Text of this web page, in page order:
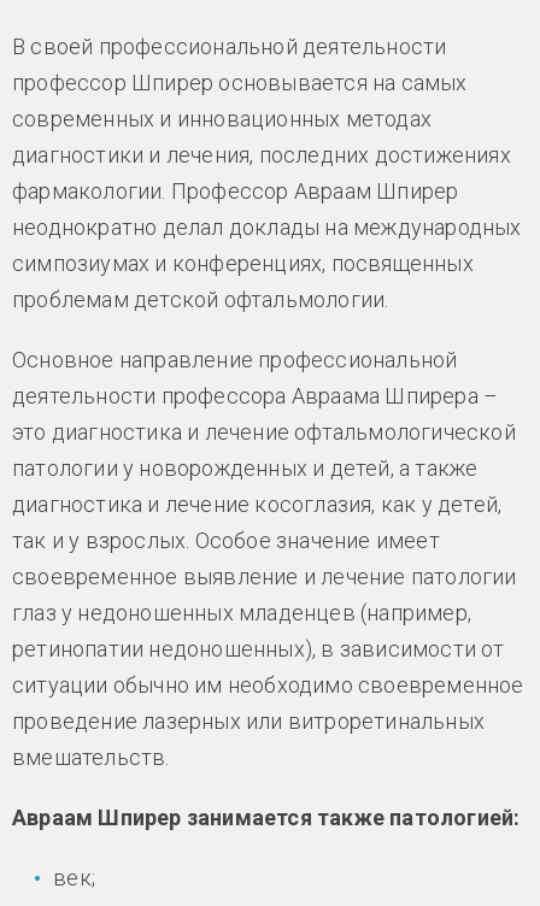
В своей профессиональной деятельности
профессор Шпирер основывается на самых
современных и инновационных методах
диагностики и лечения, последних достижениях
фармакологии. Профессор Авраам Шпирер
неоднократно делал доклады на международных
симпозиумах и конференциях, посвященных
проблемам детской офтальмологии.
Основное направление профессиональной
деятельности профессора Авраама Шпирера –
это диагностика и лечение офтальмологической
патологии у новорожденных и детей, а также
диагностика и лечение косоглазия, как у детей,
так и у взрослых. Особое значение имеет
своевременное выявление и лечение патологии
глаз у недоношенных младенцев (например,
ретинопатии недоношенных), в зависимости от
ситуации обычно им необходимо своевременное
проведение лазерных или витроретинальных
вмешательств.
Авраам Шпирер занимается также патологией:
век;